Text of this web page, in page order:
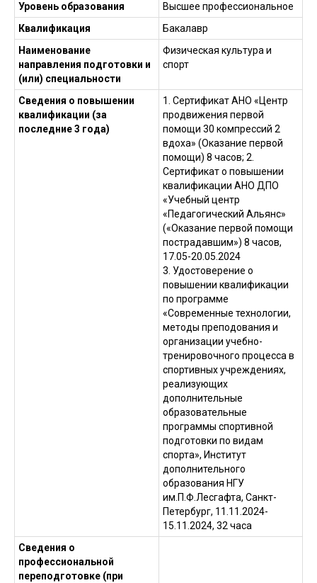
Уровень образования
Высшее профессиональное
Квалификация
Бакалавр
Наименование
направления подготовки и
(или) специальности
Физическая культура и
спорт
Сведения о повышении
квалификации (за
последние 3 года)
1. Сертификат АНО «Центр
продвижения первой
помощи 30 компрессий 2
вдоха» (Оказание первой
помощи) 8 часов; 2.
Сертификат о повышении
квалификации АНО ДПО
«Учебный центр
«Педагогический Альянс»
(«Оказание первой помощи
пострадавшим») 8 часов,
17.05-20.05.2024
3. Удостоверение о
повышении квалификации
по программе
«Современные технологии,
методы преподования и
организации учебно-
тренировочного процесса в
спортивных учреждениях,
реализующих
дополнительные
образовательные
программы спортивной
подготовки по видам
спорта», Институт
дополнительного
образования НГУ
им.П.Ф.Лесгафта, Санкт-
Петербург, 11.11.2024-
15.11.2024, 32 часа
Сведения о
профессиональной
переподготовке (при